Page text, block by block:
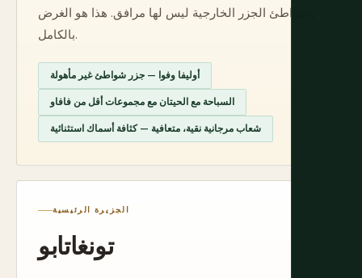
وشواطئ الجزر الخارجية ليس لها مرافق. هذا هو الغرض
بالكامل.
أوليفا وفوا — جزر شواطئ غير مأهولة
السباحة مع الحيتان مع مجموعات أقل من فافاو
شعاب مرجانية نقية، متعافية — كثافة أسماك استثنائية
الجزيرة الرئيسية
تونغاتابو